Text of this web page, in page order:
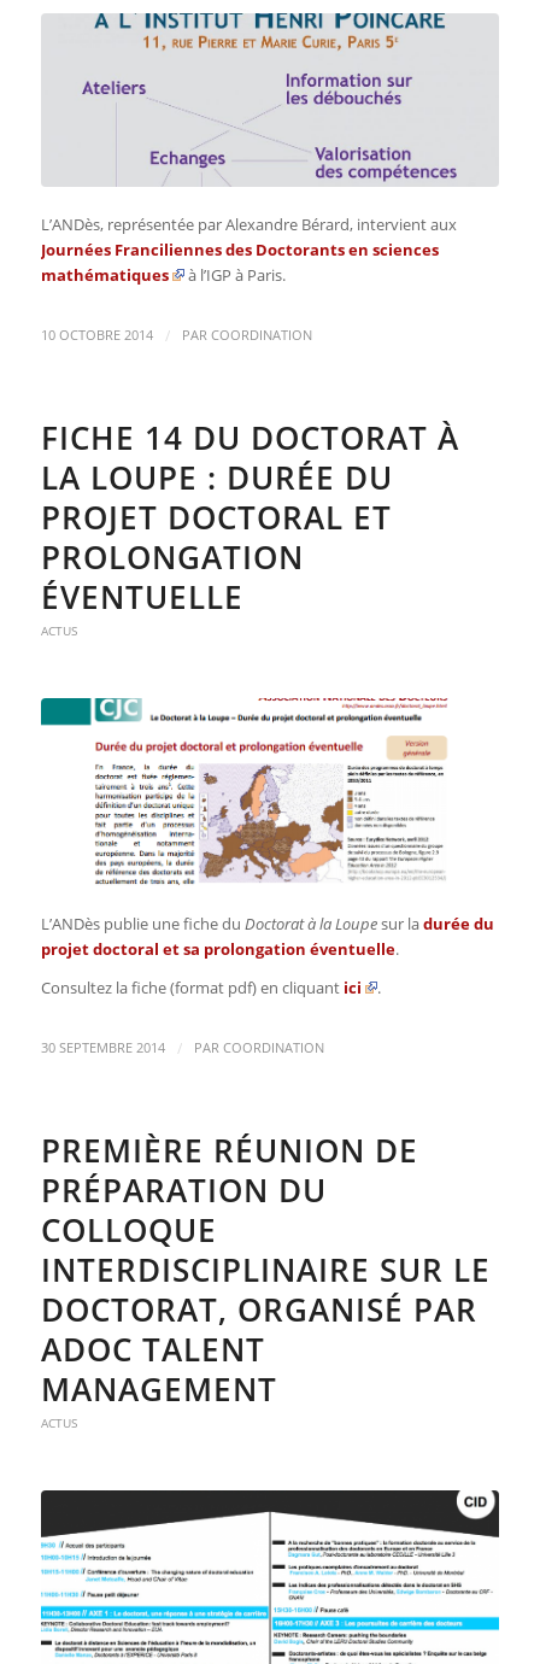
L’ANDès, représentée par Alexandre Bérard, intervient aux
Journées Franciliennes des Doctorants en sciences
mathématiques
à l’IGP à Paris.
10 OCTOBRE 2014 / PAR COORDINATION
FICHE 14 DU DOCTORAT À
LA LOUPE : DURÉE DU
PROJET DOCTORAL ET
PROLONGATION
ÉVENTUELLE
ACTUS
L’ANDès publie une fiche du Doctorat à la Loupesur ladurée du
projet doctoral et sa prolongation éventuelle.
Consultez la fiche (format pdf) en cliquant ici .
30 SEPTEMBRE 2014 / PAR COORDINATION
PREMIÈRE RÉUNION DE
PRÉPARATION DU
COLLOQUE
INTERDISCIPLINAIRE SUR LE
DOCTORAT, ORGANISÉ PAR
ADOC TALENT
MANAGEMENT
ACTUS